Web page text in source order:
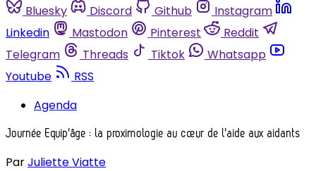
Bluesky
Discord Github
Instagram
Linkedin
Mastodon Pinterest
Reddit
Telegram
Threads Tiktok
Whatsapp
Youtube
RSS
Agenda
Journée Equip'âge : la proximologie au cœur de l'aide aux aidants
ParJuliette Viatte